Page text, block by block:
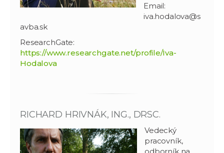
Email:
iva.hodalova@s
avba.sk
ResearchGate:
https://www.researchgate.net/profile/Iva-
Hodalova
RICHARD HRIVNÁK, ING., DRSC.
Vedecký
pracovník,
odborník na